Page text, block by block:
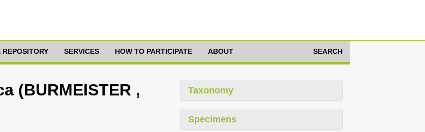
SERVICES HOW TO PARTICIPATE ABOUT SEARCH
(BURMEISTER ,
Taxonomy
Specimens